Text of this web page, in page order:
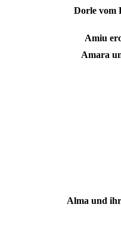
Dorle vom
Amiu
Amara
Alma und